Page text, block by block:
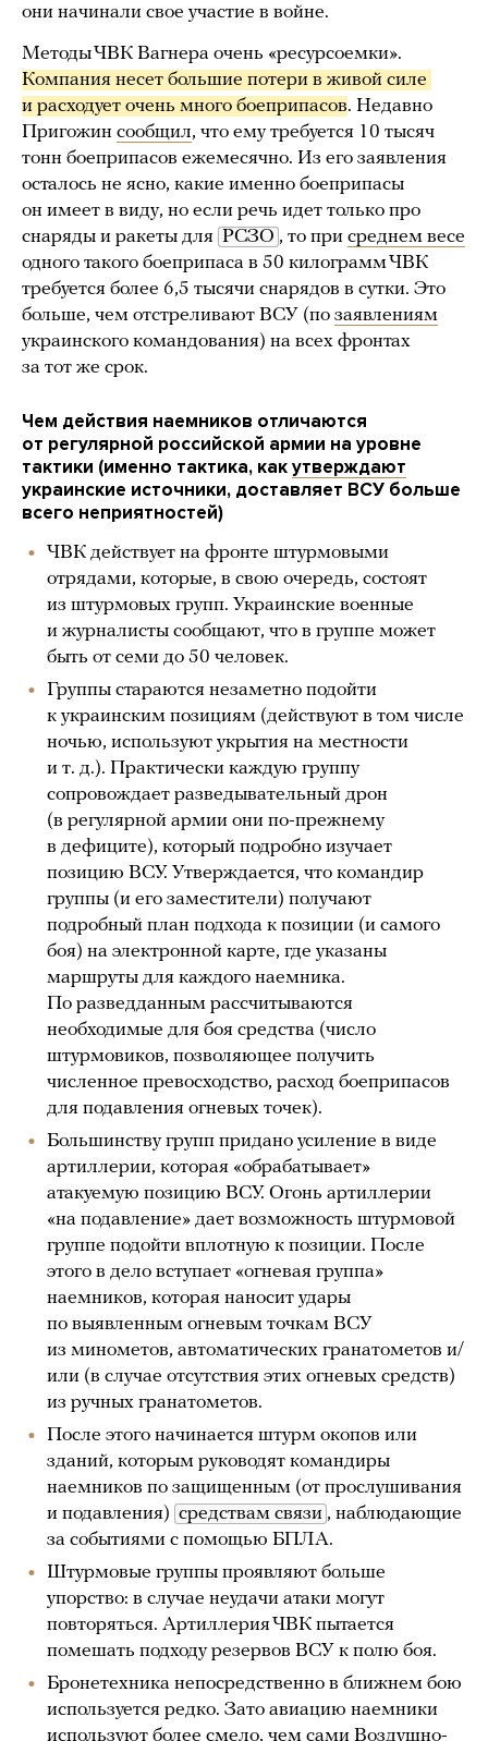
они начинали свое участие в войне.
Методы ЧВК Вагнера очень «ресурсоемки».
Компания несет большие потери в живой силе
и расходует очень много боеприпасов. Недавно
Пригожин сообщил, что ему требуется 10 тысяч
тонн боеприпасов ежемесячно. Из его заявления
осталось не ясно, какие именно боеприпасы
он имеет в виду, но если речь идет только про
снаряды и ракеты для РСЗО , то при среднем весе
одного такого боеприпаса в 50 килограмм ЧВК
требуется более 6,5 тысячи снарядов в сутки. Это
больше, чем отстреливают ВСУ (по заявлениям
украинского командования) на всех фронтах
за тот же срок.
Чем действия наемников отличаются
от регулярной российской армии на уровне
тактики (именно тактика, какутверждают
украинские источники, доставляет ВСУ больше
всего неприятностей)
ЧВК действует на фронте штурмовыми
отрядами, которые, в свою очередь, состоят
из штурмовых групп. Украинские военные
и журналисты сообщают, что в группе может
быть от семи до 50 человек.
Группы стараются незаметно подойти
к украинским позициям (действуют в том числе
ночью, используют укрытия на местности
и т. д.). Практически каждую группу
сопровождает разведывательный дрон
(в регулярной армии они по-прежнему
в дефиците), который подробно изучает
позицию ВСУ. Утверждается, что командир
группы (и его заместители) получают
подробный план подхода к позиции (и самого
боя) на электронной карте, где указаны
маршруты для каждого наемника.
По разведданным рассчитываются
необходимые для боя средства (число
штурмовиков, позволяющее получить
численное превосходство, расход боеприпасов
для подавления огневых точек).
Большинству групп придано усиление в виде
артиллерии, которая «обрабатывает»
атакуемую позицию ВСУ. Огонь артиллерии
«на подавление» дает возможность штурмовой
группе подойти вплотную к позиции. После
этого в дело вступает «огневая группа»
наемников, которая наносит удары
по выявленным огневым точкам ВСУ
из минометов, автоматических гранатометов и/
или (в случае отсутствия этих огневых средств)
из ручных гранатометов.
После этого начинается штурм окопов или
зданий, которым руководят командиры
наемников по защищенным (от прослушивания
и подавления) средствам связи , наблюдающие
за событиями с помощью БПЛА.
Штурмовые группы проявляют больше
упорство: в случае неудачи атаки могут
повторяться. Артиллерия ЧВК пытается
помешать подходу резервов ВСУ к полю боя.
Бронетехника непосредственно в ближнем бою
используется редко. Зато авиацию наемники
используют более смело, чем сами Воздушно-